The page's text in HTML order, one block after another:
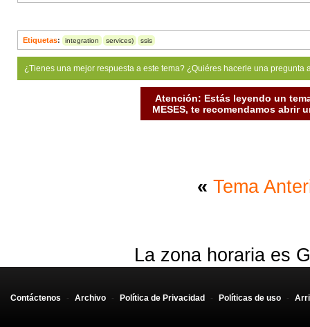
Etiquetas: integration services) ssis
¿Tienes una mejor respuesta a este tema? ¿Quiéres hacerle una
Atención: Estás leyendo un
MESES, te recomendamos abrir
« Tema
La zona horaria es
Contáctenos - Archivo - Política de Privacidad - Políticas de uso -